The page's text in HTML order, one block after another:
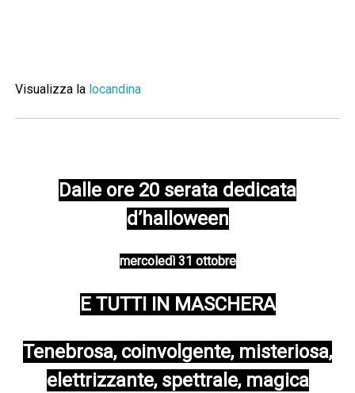
Visualizza la locandina
Dalle ore 20 serata dedicata
d’halloween
mercoledì 31 ottobre
E TUTTI IN MASCHERA
Tenebrosa, coinvolgente, misteriosa,
elettrizzante, spettrale, magica